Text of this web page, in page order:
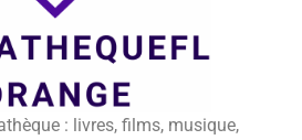
: livres, films, musique,